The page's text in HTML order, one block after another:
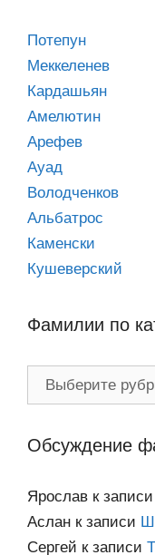
Потепун
Меккеленев
Кардашьян
Амелютин
Арефев
Ауад
Володченков
Альбатрос
Каменски
Кушеверский
Фамилии по
Обсуждение
Ярослав к записи
Аслан к записи
Сергей к записи